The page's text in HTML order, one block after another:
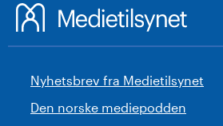
Nyhetsbrev fra Medietilsynet
Den norske mediepodden